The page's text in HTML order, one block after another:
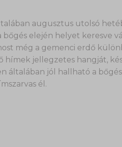
augusztus utolsó
bőgés elején helyet keresve
még a gemenci erdő
hímek jellegzetes hangját,
általában jól hallható a
él.